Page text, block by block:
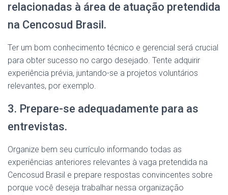
relacionadas à área de atuação pretendida
na Cencosud Brasil.
Ter um bom conhecimento técnico e gerencial será crucial
para obter sucesso no cargo desejado. Tente adquirir
experiência prévia, juntando-se a projetos voluntários
relevantes, por exemplo.
3. Prepare-se adequadamente para as
entrevistas.
Organize bem seu currículo informando todas as
experiências anteriores relevantes à vaga pretendida na
Cencosud Brasil e prepare respostas convincentes sobre
porque você deseja trabalhar nessa organização